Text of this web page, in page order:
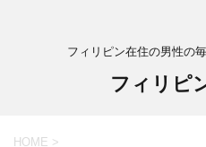
フィリピン在住の男性の
フィリピ
HOME >